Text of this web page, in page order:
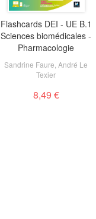
Flashcards DEI - UE B.1
Sciences biomédicales -
Pharmacologie
Sandrine Faure André Le
Texier
8,49 €